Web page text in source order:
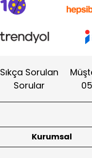
Sıkça Sorulan
Sorular
Kurumsal